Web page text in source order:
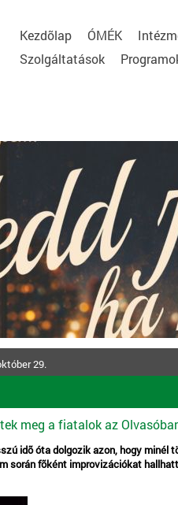
Kezdõlap ÓMÉK
Szolgáltatások
29.
meg a fiatalok az
idõ óta dolgozik azon, hogy minél
során fõként improvizációkat